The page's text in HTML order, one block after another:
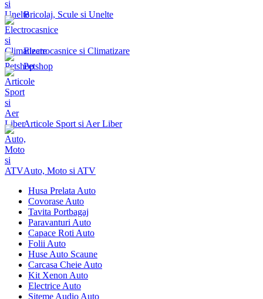
Bricolaj, Scule si Unelte
Electrocasnice si Climatizare
Petshop
Articole Sport si Aer Liber
Auto, Moto si ATV
Husa Prelata Auto
Covorase Auto
Tavita Portbagaj
Paravanturi Auto
Capace Roti Auto
Folii Auto
Huse Auto Scaune
Carcasa Cheie Auto
Kit Xenon Auto
Electrice Auto
Siteme Audio Auto